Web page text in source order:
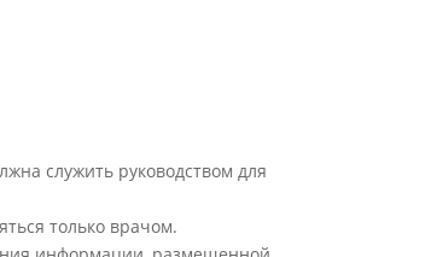
служить руководством для
только врачом.